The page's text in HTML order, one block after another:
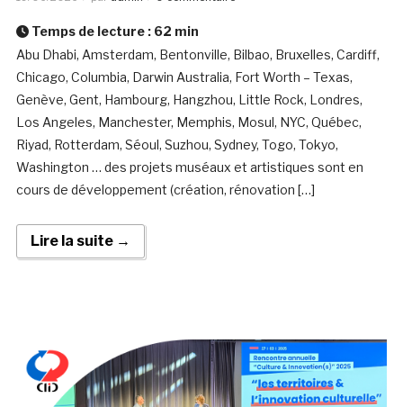
Temps de lecture : 62 min
Abu Dhabi, Amsterdam, Bentonville, Bilbao, Bruxelles, Cardiff,
Chicago, Columbia, Darwin Australia, Fort Worth – Texas,
Genève, Gent, Hambourg, Hangzhou, Little Rock, Londres,
Los Angeles, Manchester, Memphis, Mosul, NYC, Québec,
Riyad, Rotterdam, Séoul, Suzhou, Sydney, Togo, Tokyo,
Washington … des projets muséaux et artistiques sont en
cours de développement (création, rénovation […]
Lire la suite →